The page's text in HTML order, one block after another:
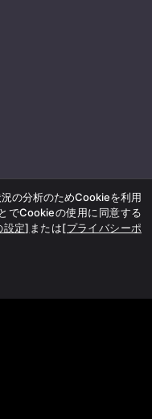
の分析のためCookieを利用
でCookieの使用に同意する
設定] または[プライバシーポ